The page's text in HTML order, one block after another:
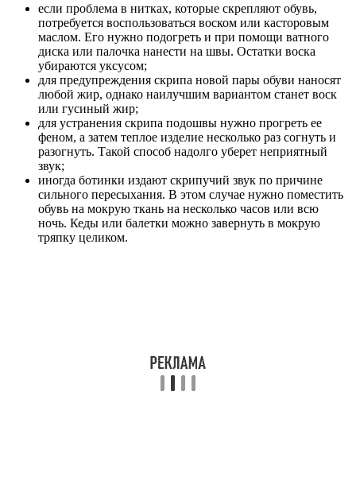
если проблема в нитках, которые скрепляют обувь,
потребуется воспользоваться воском или касторовым
маслом. Его нужно подогреть и при помощи ватного
диска или палочка нанести на швы. Остатки воска
убираются уксусом;
для предупреждения скрипа новой пары обуви наносят
любой жир, однако наилучшим вариантом станет воск
или гусиный жир;
для устранения скрипа подошвы нужно прогреть ее
феном, а затем теплое изделие несколько раз согнуть и
разогнуть. Такой способ надолго уберет неприятный
звук;
иногда ботинки издают скрипучий звук по причине
сильного пересыхания. В этом случае нужно поместить
обувь на мокрую ткань на несколько часов или всю
ночь. Кеды или балетки можно завернуть в мокрую
тряпку целиком.